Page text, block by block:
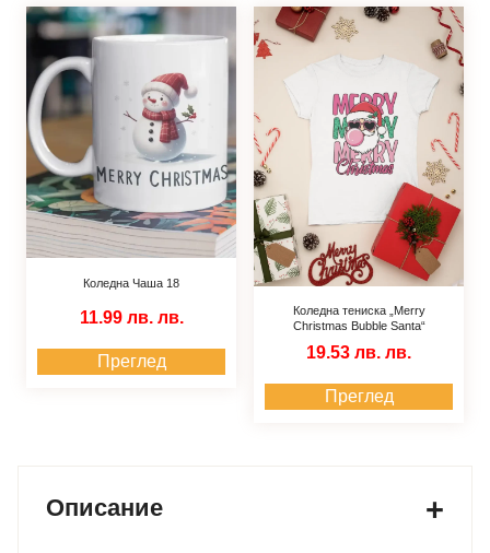
Коледна Чаша 18
11.99 лв. лв.
Преглед
Коледна тениска „Merry
Christmas Bubble Santa“
19.53 лв. лв.
Преглед
Описание